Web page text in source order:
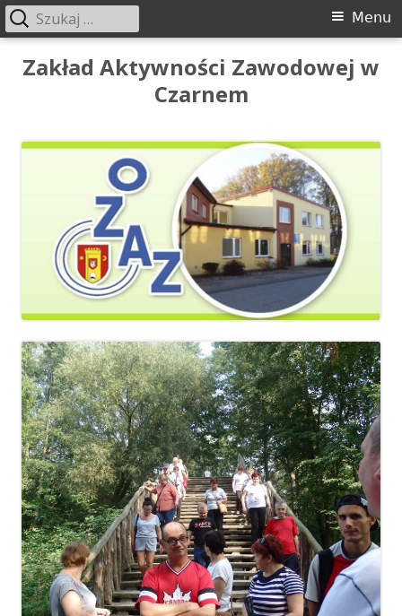
Przeskocz
Zakład Aktywności Zawodowej w
Czarnem
Menu
główne
Menu
Szukaj: